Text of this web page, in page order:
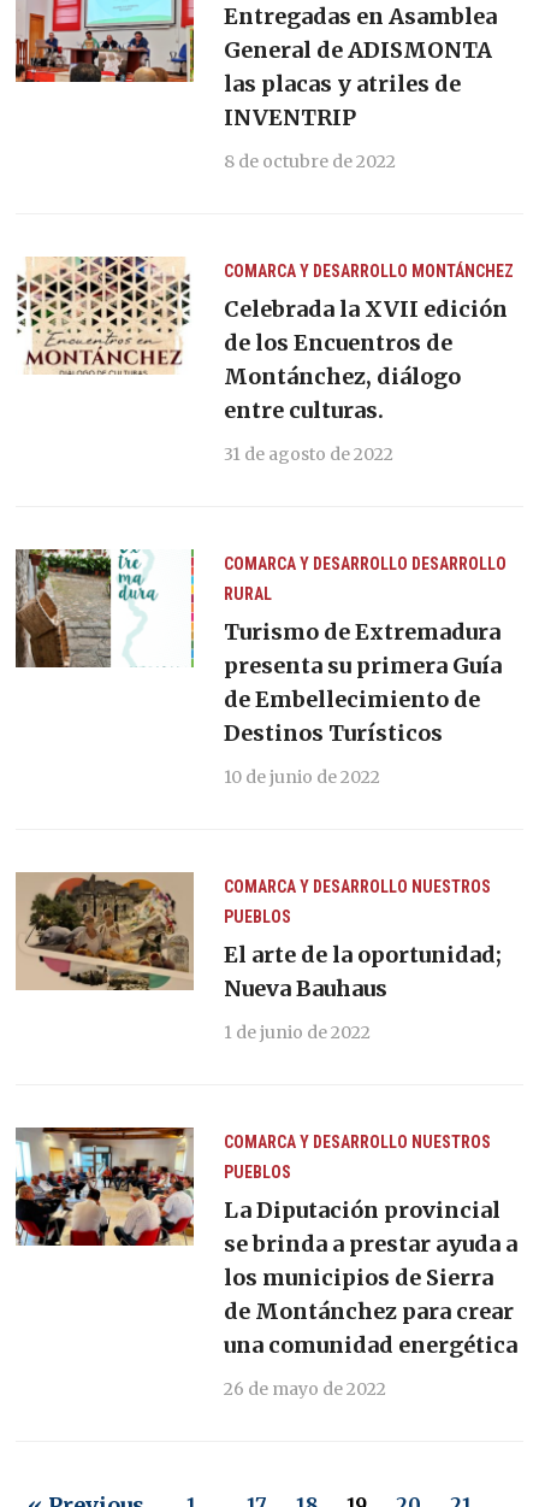
Entregadas en Asamblea
General de ADISMONTA
las placas y atriles de
INVENTRIP
8 de octubre de 2022
COMARCA Y DESARROLLO MONTÁNCHEZ
Celebrada la XVII edición
de los Encuentros de
Montánchez, diálogo
entre culturas.
31 de agosto de 2022
COMARCA Y DESARROLLO DESARROLLO
RURAL
Turismo de Extremadura
presenta su primera Guía
de Embellecimiento de
Destinos Turísticos
10 de junio de 2022
COMARCA Y DESARROLLO NUESTROS
PUEBLOS
El arte de la oportunidad;
Nueva Bauhaus
1 de junio de 2022
COMARCA Y DESARROLLO NUESTROS
PUEBLOS
La Diputación provincial
se brinda a prestar ayuda a
los municipios de Sierra
de Montánchez para crear
una comunidad energética
26 de mayo de 2022